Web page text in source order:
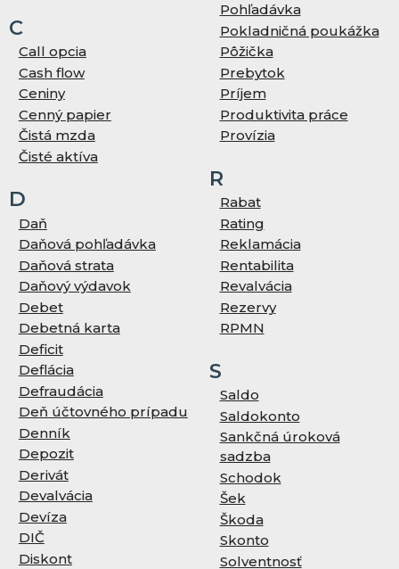
C
Call opcia
Cash flow
Ceniny
Cenný papier
Čistá mzda
Čisté aktíva
D
Daň
Daňová pohľadávka
Daňová strata
Daňový výdavok
Debet
Debetná karta
Deficit
Deflácia
Defraudácia
Deň účtovného prípadu
Denník
Depozit
Derivát
Devalvácia
Devíza
DIČ
Diskont
Pohľadávka
Pokladničná poukážka
Pôžička
Prebytok
Príjem
Produktivita práce
Provízia
R
Rabat
Rating
Reklamácia
Rentabilita
Revalvácia
Rezervy
RPMN
S
Saldo
Saldokonto
Sankčná úroková
sadzba
Schodok
Šek
Škoda
Skonto
Solventnosť